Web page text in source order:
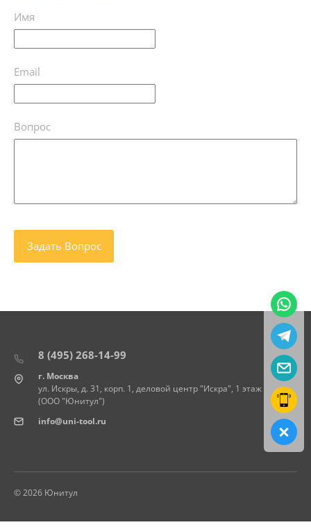
Имя
Email
Вопрос
8 (495) 268-14-99
г. Москва
ул. Искры, д. 31, корп. 1, деловой центр "Искра", 1 этаж
(ООО "Юнитул")
info@uni-tool.ru
© 2026 Юнитул